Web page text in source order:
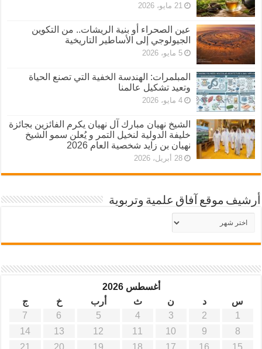
21 مايو، 2026
عين الصحراء أو بنية الريشات.. من التكوين
الجيولوجي إلى الأساطير التاريخية
5 مايو، 2026
المبلمرات: الهندسة الخفية التي تصنع الحياة
وتعيد تشكيل عالمنا
4 مايو، 2026
الشيخ نهيان مبارك آل نهيان يكرم الفائزين بجائزة
خليفة الدولية لنخيل التمر و يُعلن سمو الشيخ
نهيان بن زايد شخصية العام 2026
28 أبريل، 2026
أرشيف موقع آفاق علمية وتربوية
أرشيف
موقع
أغسطس 2026
س
د ن ث أرب خ
ج
1
2
3
4
5
6
7
8
9
10
11
12
13
14
15
16
17
18
19
20
21